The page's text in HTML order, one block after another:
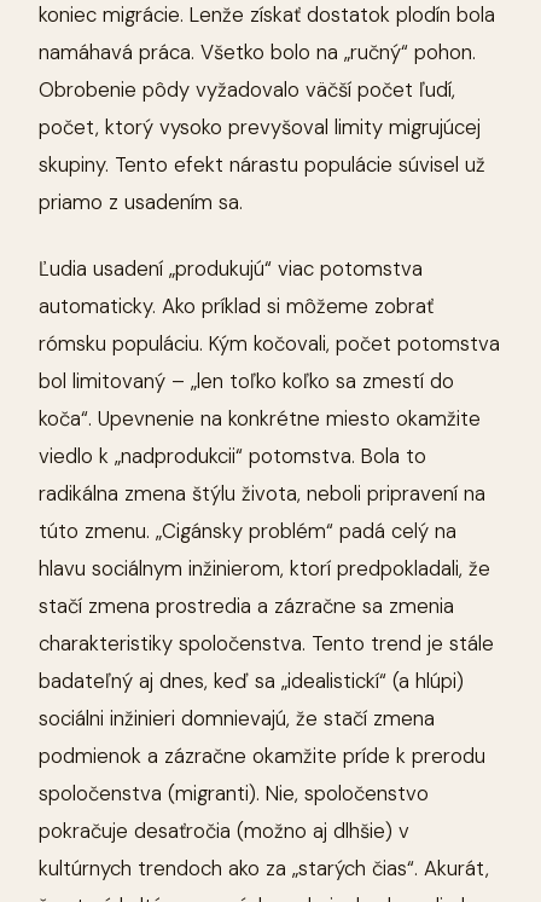
koniec migrácie. Lenže získať dostatok plodín bola
namáhavá práca. Všetko bolo na „ručný“ pohon.
Obrobenie pôdy vyžadovalo väčší počet ľudí,
počet, ktorý vysoko prevyšoval limity migrujúcej
skupiny. Tento efekt nárastu populácie súvisel už
priamo z usadením sa.
Ľudia usadení „produkujú“ viac potomstva
automaticky. Ako príklad si môžeme zobrať
rómsku populáciu. Kým kočovali, počet potomstva
bol limitovaný – „len toľko koľko sa zmestí do
koča“. Upevnenie na konkrétne miesto okamžite
viedlo k „nadprodukcii“ potomstva. Bola to
radikálna zmena štýlu života, neboli pripravení na
túto zmenu. „Cigánsky problém“ padá celý na
hlavu sociálnym inžinierom, ktorí predpokladali, že
stačí zmena prostredia a zázračne sa zmenia
charakteristiky spoločenstva. Tento trend je stále
badateľný aj dnes, keď sa „idealistickí“ (a hlúpi)
sociálni inžinieri domnievajú, že stačí zmena
podmienok a zázračne okamžite príde k prerodu
spoločenstva (migranti). Nie, spoločenstvo
pokračuje desaťročia (možno aj dlhšie) v
kultúrnych trendoch ako za „starých čias“. Akurát,